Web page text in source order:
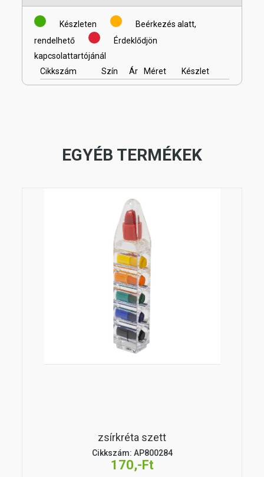
Készleten
Beérkezés alatt,
rendelhető
Érdeklődjön
kapcsolattartójánál
Cikkszám
Szín Ár Méret Készlet
EGYÉB TERMÉKEK
zsírkréta szett
Cikkszám: AP800284
170,-Ft